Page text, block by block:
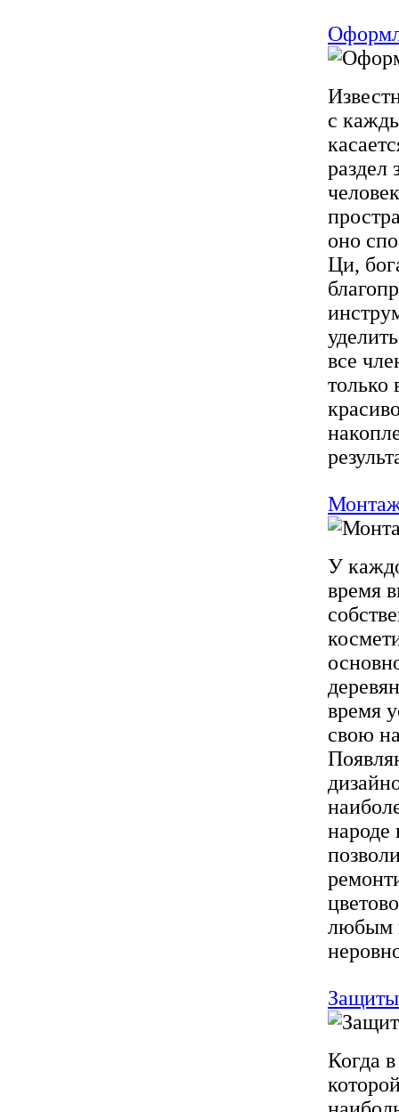
с
раздел
оно
Ци,
все
только
Монтаж
У
время
время
свою
народе
любым
Когда